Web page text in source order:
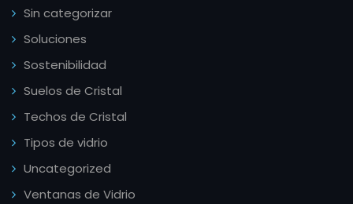
Sin categorizar
Soluciones
Sostenibilidad
Suelos de Cristal
Techos de Cristal
Tipos de vidrio
Uncategorized
Ventanas de Vidrio